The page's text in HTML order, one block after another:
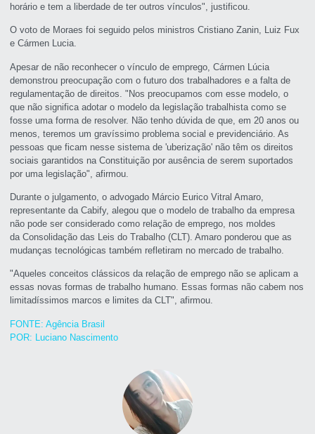
horário e tem a liberdade de ter outros vínculos", justificou.
O voto de Moraes foi seguido pelos ministros Cristiano Zanin, Luiz Fux
e Cármen Lucia.
Apesar de não reconhecer o vínculo de emprego, Cármen Lúcia
demonstrou preocupação com o futuro dos trabalhadores e a falta de
regulamentação de direitos. "Nos preocupamos com esse modelo, o
que não significa adotar o modelo da legislação trabalhista como se
fosse uma forma de resolver. Não tenho dúvida de que, em 20 anos ou
menos, teremos um gravíssimo problema social e previdenciário. As
pessoas que ficam nesse sistema de 'uberização' não têm os direitos
sociais garantidos na Constituição por ausência de serem suportados
por uma legislação", afirmou.
Durante o julgamento, o advogado Márcio Eurico Vitral Amaro,
representante da Cabify, alegou que o modelo de trabalho da empresa
não pode ser considerado como relação de emprego, nos moldes
da Consolidação das Leis do Trabalho (CLT). Amaro ponderou que as
mudanças tecnológicas também refletiram no mercado de trabalho.
"Aqueles conceitos clássicos da relação de emprego não se aplicam a
essas novas formas de trabalho humano. Essas formas não cabem nos
limitadíssimos marcos e limites da CLT", afirmou.
FONTE: Agência Brasil
POR: Luciano Nascimento